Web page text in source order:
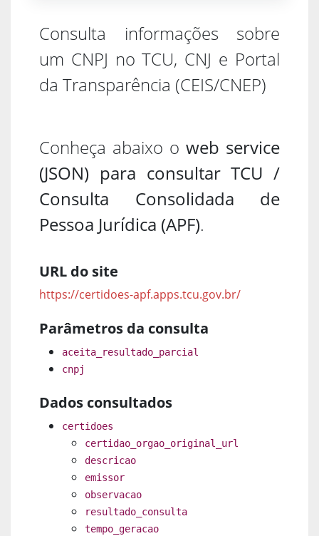
Consulta informações sobre
um CNPJ no TCU, CNJ e Portal
da Transparência (CEIS/CNEP)
Conheça abaixo o web service
(JSON) para consultar TCU /
Consulta Consolidada de
Pessoa Jurídica (APF).
URL do site
https://certidoes-apf.apps.tcu.gov.br/
Parâmetros da consulta
aceita_resultado_parcial
cnpj
Dados consultados
certidoes
certidao_orgao_original_url
descricao
emissor
observacao
resultado_consulta
tempo_geracao